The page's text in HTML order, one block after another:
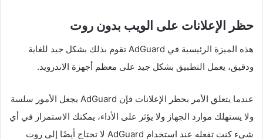
حظر الإعلانات على الويب بدون روت
هذه الميزة الرئيسية في AdGuard تقوم بذلك بشكل جيد للغاية
ودقيق، يعمل التطبيق بشكل جيد على معظم أجهزة الاندرويد.
عندما يتعلق الأمر بحظر الإعلانات فإن AdGuard يجعل الأمور سلسة
ولا يستهلك موارد الجهاز ولا يؤثر على الأداء، يمكنك الاستمرار في أي
شيء كنت تفعله عند استخدام AdGuard لا تحتاج أيضًا إلى روت